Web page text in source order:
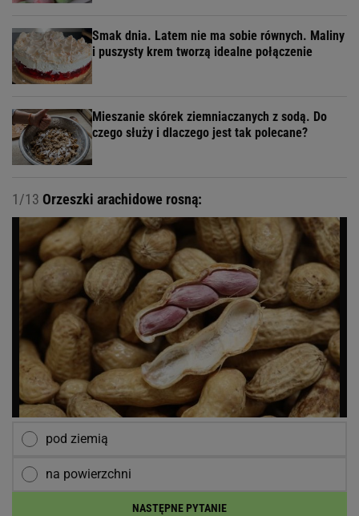
Smak dnia. Latem nie ma sobie równych. Maliny
i puszysty krem tworzą idealne połączenie
Mieszanie skórek ziemniaczanych z sodą. Do
czego służy i dlaczego jest tak polecane?
1/13 Orzeszki arachidowe rosną:
pod ziemią
na powierzchni
NASTĘPNE PYTANIE